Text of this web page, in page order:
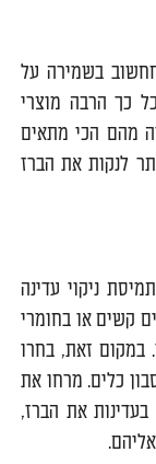
בשמירה על
כך הרבה מוצרי
מהם הכי מתאים
לנקות את הברז
ניקוי עדינה
קשים או בחומרי
במקום זאת, בחרו
כלים. מרחו את
את הברז,